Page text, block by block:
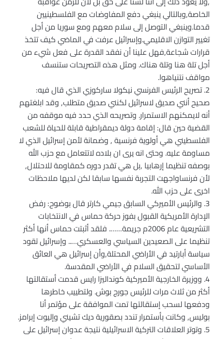
الخاصة,وبالتالي ينبغي دفع المفاوضات مع الفلسطينيين
قدما.وينبغي التوصل إلى سلام معهم ومع سوريا من أجل
تغيير التوازن الاقليمي.وإسرائيل عرفت في الماضي كيف تتخذ
قرارات شجاعة,فهل علينا أن نفقد القدرة على فعل شيء من
أجل تلة هنا وتلة هناك. ومثل هذه التصريحات ستنسف
مواقف نتنياهوا.
2. تصريح الرئيس الفرنسي نيكولا ساركوزي الذي قال فيه:
صحيح أنني صديق لاسرائيل لكنني صديق متطلب, وقد ابلغتهم
أنه لايمكنهم الاستمرار. وتصريحه الذي حدد فيه موقفه من
القضية حين قال: إقامة دولة ديمقراطية قابلة للحياة للشعب
الفلسطيني هي أولوية فرنسية , وضمانة لأمن إسرائيل الذي لا
مساومة عليه. وحتى انه يرى ان بلاده لاتتعامل مع حزب الله
بوصفه تنظيما إرهابيا ,بل هي تقدر دوره كمقاومة للاحتلال,
لأن فرنساواجهت التجربة نفسها سابقا لكن لديها ملاحظات
اخرى على حزب الله.
3. والرئيس الأميركي السابق جيمي كارتر قال بوضوح: رفض
الإدارة الأمريكية القبول بفوز حركة حماس في الانتخابات
التشريعية عام 2006م جريمة……. فلقد أثبتت حماس أنها أكثر
تنظيما على الصعيدين السياسي والعسكري….. وإسرائيل تقود
سياسة أبارتيد في الأراضي المحتلة,وأن إسرائيل هي العائق
الأساسي لتحقيق السلام في الأراضي المقدسة.
4. ووزيرة الخارجية الأميركية كونداليزا رايس قدمت أستقالتها
أكثر من ثلاث مرات للرئيس جورج بوش. ولتطييب خاطرها
ودفعها لسحب إستقالتها تمت الموافقة على مؤتمر أنا
بوليس, وكانت بأستمرار تندد بصقورية ديك تشيني وإليوت إبرامز.
5. وتوتر العلاقات التركية الاسرائيلية نتيجة عدوان إسرائيل على